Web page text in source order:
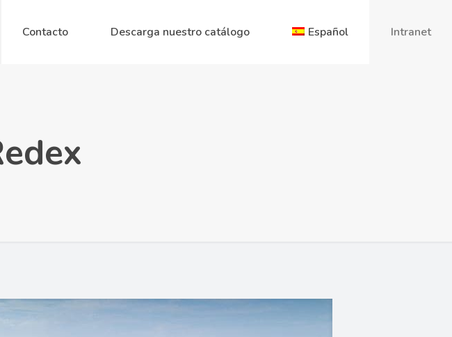
Contacto Descarga nuestro catálogo Español Intranet